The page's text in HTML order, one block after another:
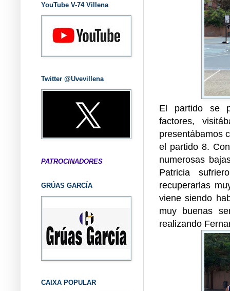
El partido se
factores,
presentábamos
el partido 8.
numerosas
Patricia
recuperarlas
viene siendo
muy buenas
realizando
YouTube V-74 Villena
Twitter @Uvevillena
PATROCINADORES
GRÚAS GARCÍA
CAIXA POPULAR